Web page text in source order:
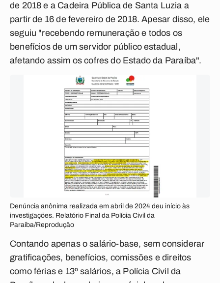
de 2018 e a Cadeira Pública de Santa Luzia a
partir de 16 de fevereiro de 2018. Apesar disso, ele
seguiu "recebendo remuneração e todos os
benefícios de um servidor público estadual,
afetando assim os cofres do Estado da Paraíba".
Denúncia anônima realizada em abril de 2024 deu início às
investigações. Relatório Final da Polícia Civil da
Paraíba/Reprodução
Contando apenas o salário-base, sem considerar
gratificações, benefícios, comissões e direitos
como férias e 13º salários, a Polícia Civil da